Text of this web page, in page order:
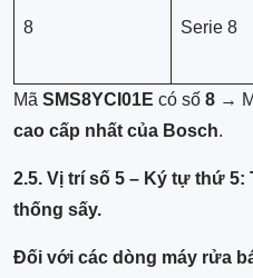
8 Serie 8
Mã SMS8YCI01E có số 8 →
cao cấp nhất của Bosch.
2.5. Vị trí số 5 – Ký tự thứ
thống sấy.
Đối với các dòng máy rửa